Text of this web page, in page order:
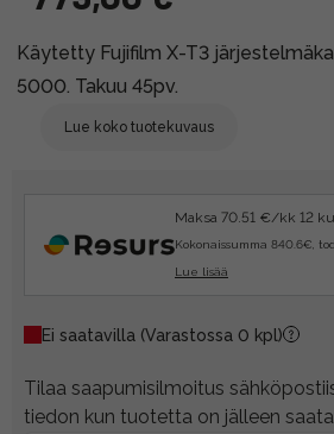
Käytetty Fujifilm X-T3
5000. Takuu 45pv.
Lue koko tuotekuvaus
Maksa 70.51 €/kk 12
Kokonaissumma 840.6€,
Lue lisää
Ei saatavilla (Varastossa 0 kpl)
Tilaa saapumisilmoitus
tiedon kun tuotetta on jälleen